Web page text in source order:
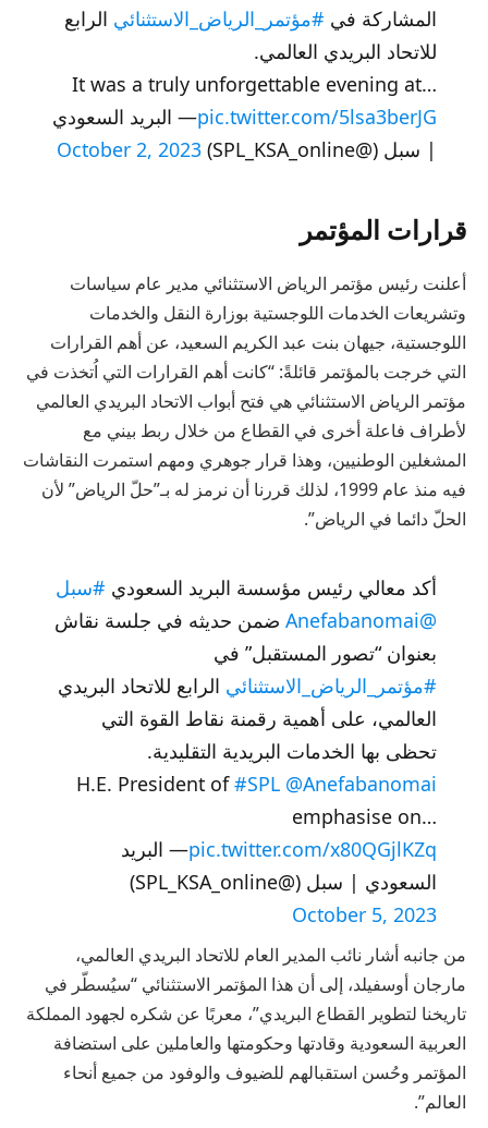
المشاركة في #مؤتمر_الرياض_الاستثنائي الرابع
للاتحاد البريدي العالمي.
It was a truly unforgettable evening at…
pic.twitter.com/5lsa3berJG— البريد السعودي
| سبل (@SPL_KSA_online)
October 2, 2023
قرارات المؤتمر
أعلنت رئيس مؤتمر الرياض الاستثنائي مدير عام سياسات
وتشريعات الخدمات اللوجستية بوزارة النقل والخدمات
اللوجستية، جيهان بنت عبد الكريم السعيد، عن أهم القرارات
التي خرجت بالمؤتمر قائلةً: “كانت أهم القرارات التي اُتخذت في
مؤتمر الرياض الاستثنائي هي فتح أبواب الاتحاد البريدي العالمي
لأطراف فاعلة أخرى في القطاع من خلال ربط بيني مع
المشغلين الوطنيين، وهذا قرار جوهري ومهم استمرت النقاشات
فيه منذ عام 1999، لذلك قررنا أن نرمز له بـ”حلّ الرياض” لأن
الحلّ دائما في الرياض”.
أكد معالي رئيس مؤسسة البريد السعودي #سبل
@Anefabanomai
ضمن حديثه في جلسة نقاش
بعنوان “تصور المستقبل” في
#مؤتمر_الرياض_الاستثنائي الرابع للاتحاد البريدي
العالمي، على أهمية رقمنة نقاط القوة التي
تحظى بها الخدمات البريدية التقليدية.
H.E. President of#SPL @Anefabanomai
emphasise on…
pic.twitter.com/x80QGjlKZq— البريد
السعودي | سبل (@SPL_KSA_online)
October 5, 2023
من جانبه أشار نائب المدير العام للاتحاد البريدي العالمي،
مارجان أوسفيلد، إلى أن هذا المؤتمر الاستثنائي “سيُسطّر في
تاريخنا لتطوير القطاع البريدي”، معربًا عن شكره لجهود المملكة
العربية السعودية وقادتها وحكومتها والعاملين على استضافة
المؤتمر وحُسن استقبالهم للضيوف والوفود من جميع أنحاء
العالم”.